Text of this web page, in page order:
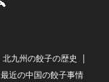
北九州の餃子の歴史
最近の中国の餃子事情